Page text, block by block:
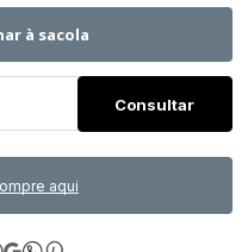
à sacola
aqui